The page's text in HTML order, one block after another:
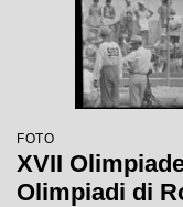
FOTO
XVII
Olimpiadi di